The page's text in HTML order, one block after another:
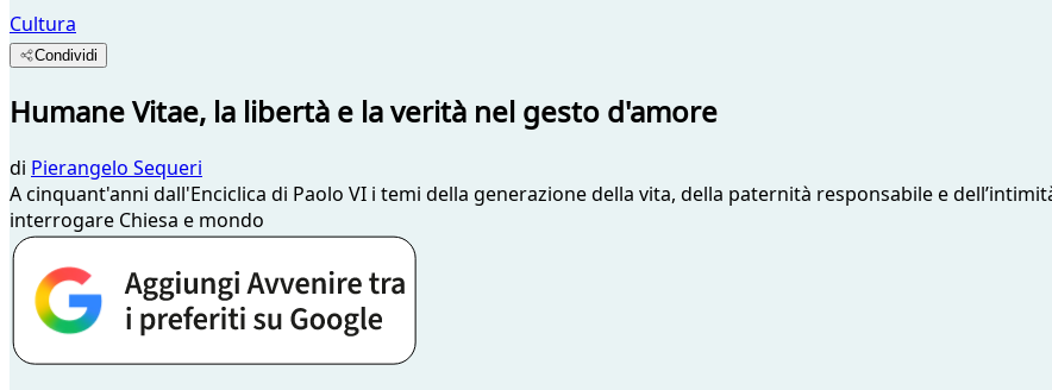
Cultura
Condividi
Humane Vitae, la libertà e la verità nel gesto d'amore
di Pierangelo Sequeri
A cinquant'anni dall'Enciclica di Paolo VI i temi della generazione della vita, della paternità responsabile e
interrogare Chiesa e mondo